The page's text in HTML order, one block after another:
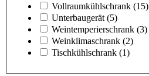
Vollraumkühlschrank (15)
Unterbaugerät (5)
Weintemperierschrank (3)
Weinklimaschrank (2)
Tischkühlschrank (1)